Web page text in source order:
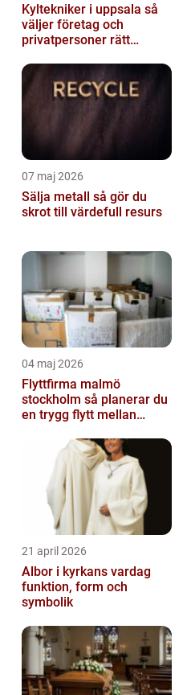
Kyltekniker i uppsala så
väljer företag och
privatpersoner rätt
07 maj 2026
Sälja metall så gör du
skrot till värdefull resurs
04 maj 2026
Flyttfirma malmö
stockholm så planerar du
en trygg flytt mellan
21 april 2026
Albor i kyrkans vardag
funktion, form och
symbolik